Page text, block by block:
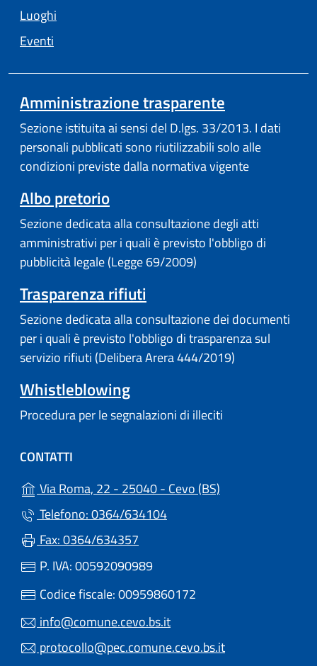
Luoghi
Eventi
Amministrazione trasparente
Sezione istituita ai sensi del D.lgs. 33/2013. I dati
personali pubblicati sono riutilizzabili solo alle
condizioni previste dalla normativa vigente
Albo pretorio
Sezione dedicata alla consultazione degli atti
amministrativi per i quali è previsto l'obbligo di
pubblicità legale (Legge 69/2009)
Trasparenza rifiuti
Sezione dedicata alla consultazione dei documenti
per i quali è previsto l'obbligo di trasparenza sul
servizio rifiuti (Delibera Arera 444/2019)
Whistleblowing
Procedura per le segnalazioni di illeciti
CONTATTI
Via Roma, 22 - 25040 - Cevo (BS)
Telefono: 0364/634104
Fax: 0364/634357
P. IVA: 00592090989
Codice fiscale: 00959860172
info@comune.cevo.bs.it
protocollo@pec.comune.cevo.bs.it